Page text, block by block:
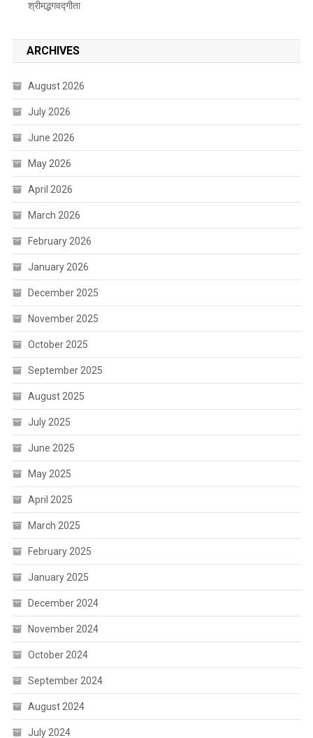
श्रीमद्भगवद्गीता
ARCHIVES
August 2026
July 2026
June 2026
May 2026
April 2026
March 2026
February 2026
January 2026
December 2025
November 2025
October 2025
September 2025
August 2025
July 2025
June 2025
May 2025
April 2025
March 2025
February 2025
January 2025
December 2024
November 2024
October 2024
September 2024
August 2024
July 2024